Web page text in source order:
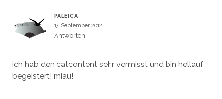
PALEICA
17. September 2012
Antworten
ich hab den catcontent sehr vermisst und bin hellauf
begeistert! miau!